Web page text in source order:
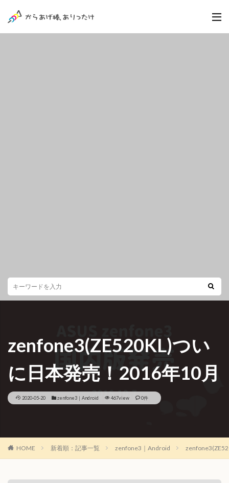
zenfone3(ZE520KL)つい
に日本発売！2016年10月
2020-05-20 zenfone3｜Android 467view 0件
HOME 新着順：記事一覧 zenfone3｜Android